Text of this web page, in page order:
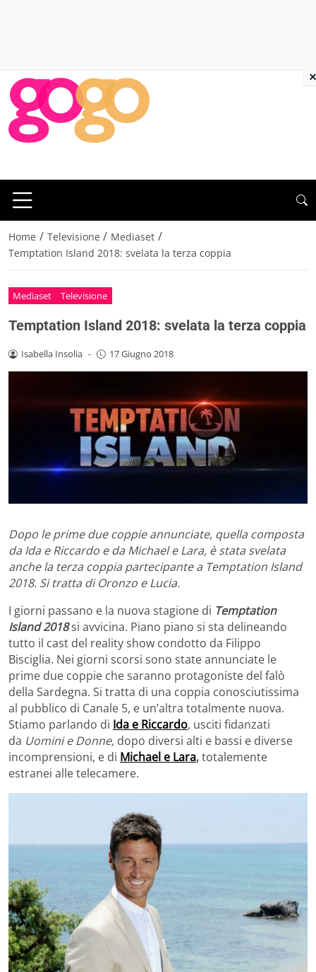
Home / Televisione / Mediaset /
Temptation Island 2018: svelata la terza coppia
Mediaset Televisione
Temptation Island 2018: svelata la terza coppia
Isabella Insolia - 17 Giugno 2018
Dopo le prime due coppie annunciate, quella composta
da Ida e Riccardo e da Michael e Lara, è stata svelata
anche la terza coppia partecipante a Temptation Island
2018. Si tratta di Oronzo e Lucia.
I giorni passano e la nuova stagione di Temptation
Island 2018si avvicina. Piano piano si sta delineando
tutto il cast del reality show condotto da Filippo
Bisciglia. Nei giorni scorsi sono state annunciate le
prime due coppie che saranno protagoniste del falò
della Sardegna. Si tratta di una coppia conosciutissima
al pubblico di Canale 5, e un’altra totalmente nuova.
Stiamo parlando di Ida e Riccardo, usciti fidanzati
da Uomini e Donne, dopo diversi alti e bassi e diverse
incomprensioni, e di Michael e Lara,totalemente
estranei alle telecamere.
×